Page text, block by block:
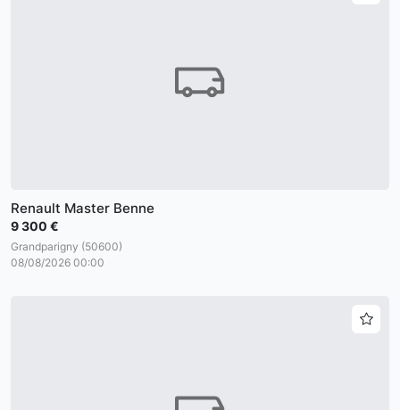
Renault Master Benne
9 300 €
Grandparigny (50600)
08/08/2026 00:00